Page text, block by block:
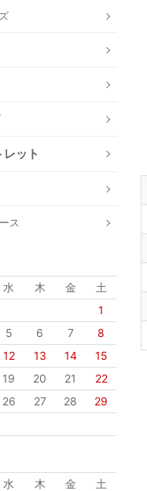
ット
ス
水 木 金
土
1
5 6 7
8
12 13 14
15
19 20 21
22
26 27 28
29
水 木 金
土